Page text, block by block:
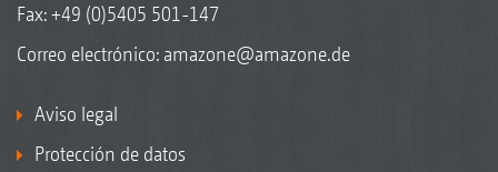
Fax: +49 (0)5405 501-147
Correo electrónico: amazone@amazone.de
Aviso legal
Protección de datos